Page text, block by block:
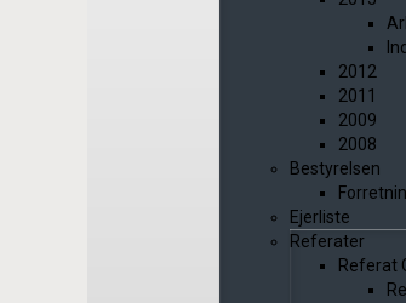
2012
2011
2009
2008
Bestyrelsen
Ejerliste
Referater
Referat